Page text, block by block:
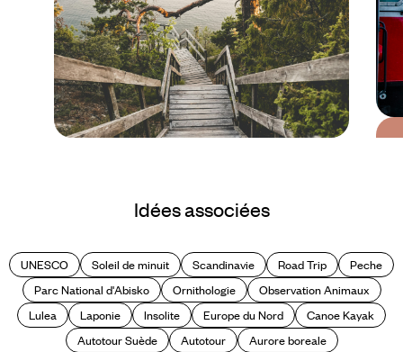
Entre terres et mers,
road-trip à travers le
sud de la Suède
Idées associées
UNESCO Soleil de minuit Scandinavie Road Trip
Peche
Parc National d'Abisko
Ornithologie
Observation Animaux
Lulea
Laponie Insolite Europe du Nord
Canoe Kayak
Autotour Suède
Autotour Aurore boreale